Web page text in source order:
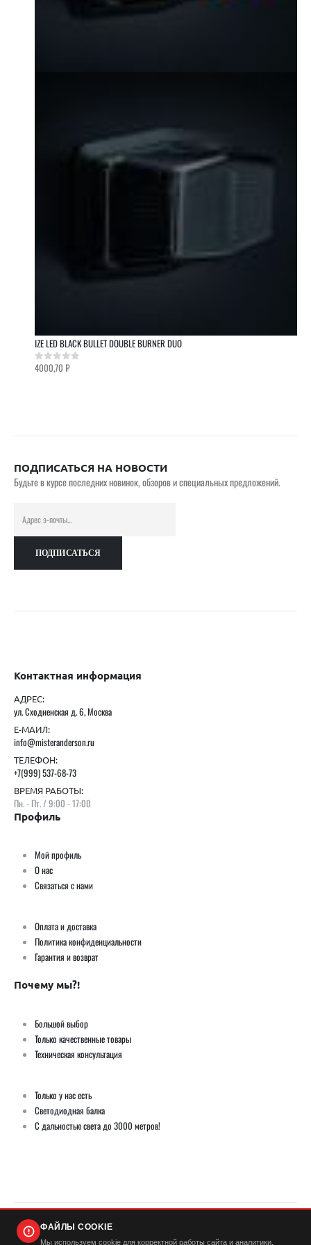
IZE LED BLACK BULLET DOUBLE BURNER DUO
0out of 5
4000,70 ₽
ПОДПИСАТЬСЯ НА НОВОСТИ
Будьте в курсе последних новинок, обзоров и специальных предложений.
Контактная информация
АДРЕС:
ул. Сходненская д. 6, Москва
Е-МАИЛ:
info@misteranderson.ru
ТЕЛЕФОН:
+7(999) 537-68-73
ВРЕМЯ РАБОТЫ:
Пн. - Пт. / 9:00 - 17:00
Профиль
Мой профиль
О нас
Связаться с нами
Оплата и доставка
Политика конфиденциальности
Гарантия и возврат
Почему мы?!
Большой выбор
Только качественные товары
Техническая консультация
Только у нас есть
Светодиодная балка
С дальностью света до 3000 метров!
© Демич ИП (ИНН 501724446420) / Мистер Андерсон 2026. Все права защищены
ФАЙЛЫ COOKIE
Мы используем cookie для корректной работы сайта и аналитики.